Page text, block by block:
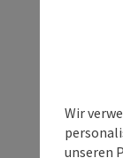
Wir
unseren